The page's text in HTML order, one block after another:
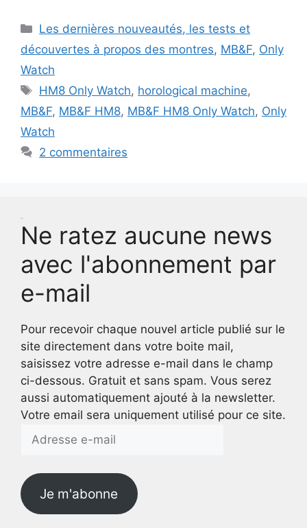
Catégories
Les dernières nouveautés, les tests et
découvertes à propos des montres, MB&F, Only
Watch
Étiquettes
HM8 Only Watch, horological machine,
MB&F, MB&F HM8, MB&F HM8 Only Watch, Only
Watch
2 commentaires
Ne ratez aucune news
avec l'abonnement par
e-mail
Pour recevoir chaque nouvel article publié sur le
site directement dans votre boite mail,
saisissez votre adresse e-mail dans le champ
ci-dessous. Gratuit et sans spam. Vous serez
aussi automatiquement ajouté à la newsletter.
Votre email sera uniquement utilisé pour ce site.
e-
Je m'abonne